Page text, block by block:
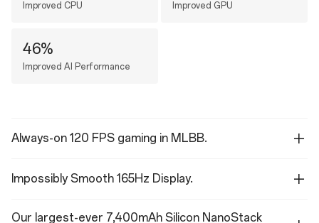
Improved CPU Improved GPU
46%
Improved AI Performance
Always-on 120 FPS gaming in MLBB.
Impossibly Smooth 165Hz Display.
Our largest-ever 7,400mAh Silicon NanoStack